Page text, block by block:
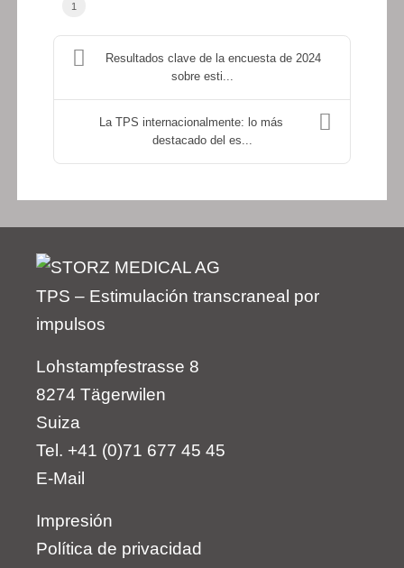
1
Resultados clave de la encuesta de 2024
sobre esti...
La TPS internacionalmente: lo más
destacado del es...
TPS – Estimulación transcraneal por
impulsos
Lohstampfestrasse 8
8274 Tägerwilen
Suiza
Tel. +41 (0)71 677 45 45
E-Mail
Impresión
Política de privacidad